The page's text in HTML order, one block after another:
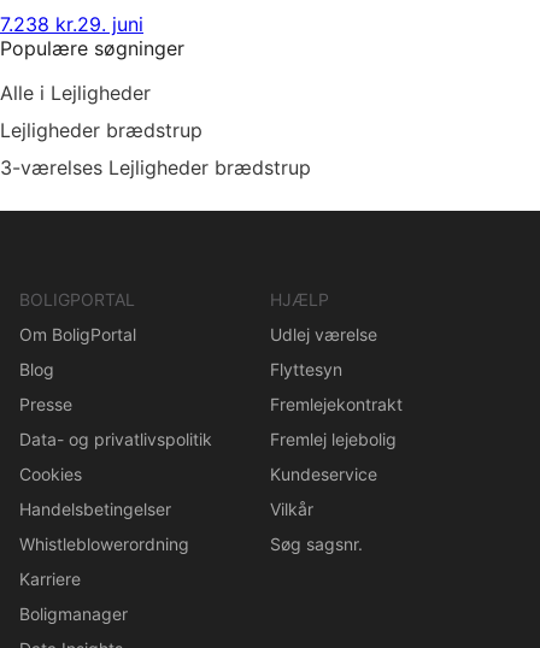
7.238 kr.29. juni
Populære søgninger
Alle i Lejligheder
Lejligheder brædstrup
3-værelses Lejligheder brædstrup
BOLIGPORTAL
Om BoligPortal
Blog
Presse
Data- og privatlivspolitik
Cookies
Handelsbetingelser
Whistleblowerordning
Karriere
Boligmanager
HJÆLP
Udlej værelse
Flyttesyn
Fremlejekontrakt
Fremlej lejebolig
Kundeservice
Vilkår
Søg sagsnr.